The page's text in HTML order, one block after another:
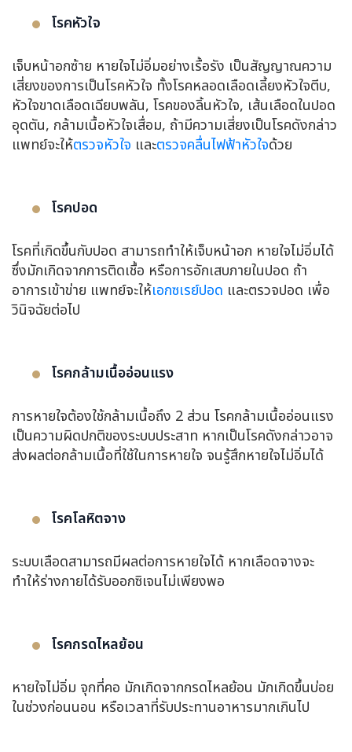
โรคหัวใจ
เจ็บหน้าอกซ้าย หายใจไม่อิ่มอย่างเรื้อรัง เป็นสัญญาณความ
เสี่ยงของการเป็นโรคหัวใจ ทั้งโรคหลอดเลือดเลี้ยงหัวใจตีบ,
หัวใจขาดเลือดเฉียบพลัน, โรคของลิ้นหัวใจ, เส้นเลือดในปอด
อุดตัน, กล้ามเนื้อหัวใจเสื่อม, ถ้ามีความเสี่ยงเป็นโรคดังกล่าว
แพทย์จะให้ตรวจหัวใจ และตรวจคลื่นไฟฟ้าหัวใจด้วย
โรคปอด
โรคที่เกิดขึ้นกับปอด สามารถทำให้เจ็บหน้าอก หายใจไม่อิ่มได้
ซึ่งมักเกิดจากการติดเชื้อ หรือการอักเสบภายในปอด ถ้า
อาการเข้าข่าย แพทย์จะให้เอกซเรย์ปอด และตรวจปอด เพื่อ
วินิจฉัยต่อไป
โรคกล้ามเนื้ออ่อนแรง
การหายใจต้องใช้กล้ามเนื้อถึง 2 ส่วน โรคกล้ามเนื้ออ่อนแรง
เป็นความผิดปกติของระบบประสาท หากเป็นโรคดังกล่าวอาจ
ส่งผลต่อกล้ามเนื้อที่ใช้ในการหายใจ จนรู้สึกหายใจไม่อิ่มได้
โรคโลหิตจาง
ระบบเลือดสามารถมีผลต่อการหายใจได้ หากเลือดจางจะ
ทำให้ร่างกายได้รับออกซิเจนไม่เพียงพอ
โรคกรดไหลย้อน
หายใจไม่อิ่ม จุกที่คอ มักเกิดจากกรดไหลย้อน มักเกิดขึ้นบ่อย
ในช่วงก่อนนอน หรือเวลาที่รับประทานอาหารมากเกินไป